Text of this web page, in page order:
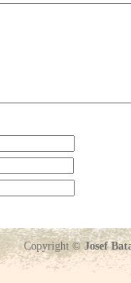
Copyright ©Josef